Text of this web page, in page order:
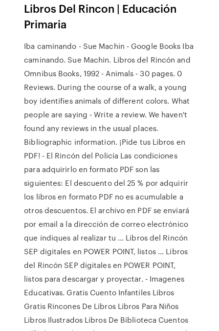
Libros Del Rincon | Educación
Primaria
Iba caminando - Sue Machin - Google Books Iba
caminando. Sue Machin. Libros del Rincón and
Omnibus Books, 1992 - Animals - 30 pages. 0
Reviews. During the course of a walk, a young
boy identifies animals of different colors. What
people are saying - Write a review. We haven't
found any reviews in the usual places.
Bibliographic information. ¡Pide tus Libros en
PDF! - El Rincón del Policía Las condiciones
para adquirirlo en formato PDF son las
siguientes: El descuento del 25 % por adquirir
los libros en formato PDF no es acumulable a
otros descuentos. El archivo en PDF se enviará
por email a la dirección de correo electrónico
que indiques al realizar tu … Libros del Rincón
SEP digitales en POWER POINT, listos ... Libros
del Rincón SEP digitales en POWER POINT,
listos para descargar y proyectar. - Imagenes
Educativas. Gratis Cuento Infantiles Libros
Gratis Rincones De Libros Libros Para Niños
Libros Ilustrados Libros De Biblioteca Cuentos